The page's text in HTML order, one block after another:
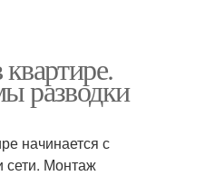
разводки
начинается с
сети. Монтаж